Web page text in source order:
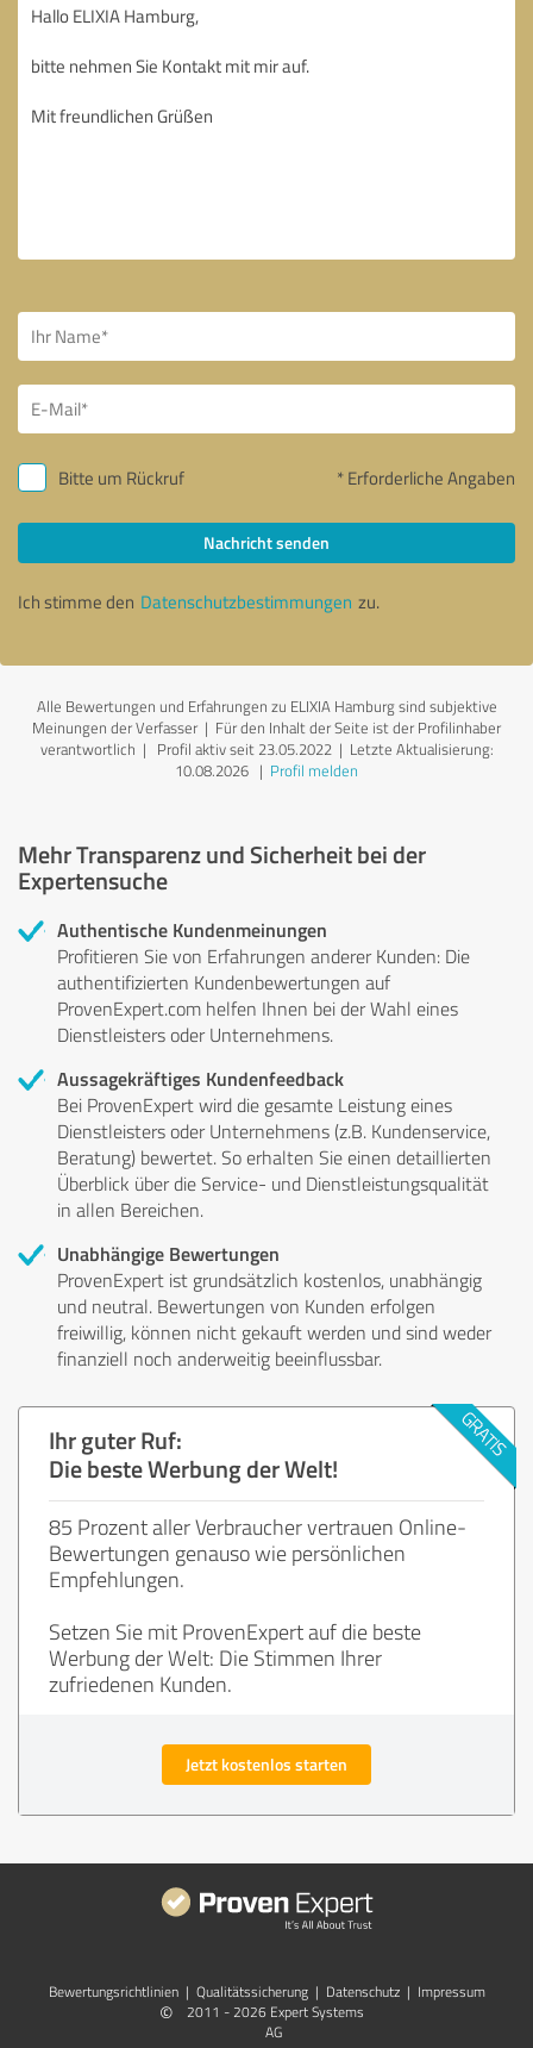
Bitte um Rückruf * Erforderliche Angaben
Nachricht senden
Ich stimme den Datenschutzbestimmungen zu.
Alle Bewertungen und Erfahrungen zu ELIXIA Hamburg sind subjektive
Meinungen der Verfasser | Für den Inhalt der Seite ist der Profilinhaber
verantwortlich | Profil aktiv seit 23.05.2022 | Letzte Aktualisierung:
10.08.2026 | Profil melden
Mehr Transparenz und Sicherheit bei der
Expertensuche
Authentische Kundenmeinungen
Profitieren Sie von Erfahrungen anderer Kunden: Die
authentifizierten Kundenbewertungen auf
ProvenExpert.com helfen Ihnen bei der Wahl eines
Dienstleisters oder Unternehmens.
Aussagekräftiges Kundenfeedback
Bei ProvenExpert wird die gesamte Leistung eines
Dienstleisters oder Unternehmens (z.B. Kundenservice,
Beratung) bewertet. So erhalten Sie einen detaillierten
Überblick über die Service- und Dienstleistungsqualität
in allen Bereichen.
Unabhängige Bewertungen
ProvenExpert ist grundsätzlich kostenlos, unabhängig
und neutral. Bewertungen von Kunden erfolgen
freiwillig, können nicht gekauft werden und sind weder
finanziell noch anderweitig beeinflussbar.
Ihr guter Ruf:
Die beste Werbung der Welt!
85 Prozent aller Verbraucher vertrauen Online-
Bewertungen genauso wie persönlichen
Empfehlungen.
Setzen Sie mit ProvenExpert auf die beste
Werbung der Welt: Die Stimmen Ihrer
zufriedenen Kunden.
Jetzt kostenlos starten
Bewertungs­richtlinien | Qualitätssicherung | Datenschutz | Impressum
©
2011 - 2026 Expert Systems
AG